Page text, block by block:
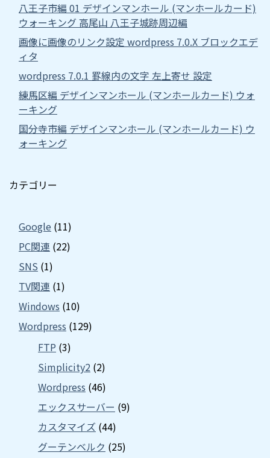
八王子市編 01 デザインマンホール (マンホールカード)
ウォーキング 高尾山 八王子城跡周辺編
画像に画像のリンク設定 wordpress 7.0.X ブロックエデ
ィタ
wordpress 7.0.1 罫線内の文字 左上寄せ 設定
練馬区編 デザインマンホール (マンホールカード) ウォ
ーキング
国分寺市編 デザインマンホール (マンホールカード) ウ
ォーキング
カテゴリー
Google (11)
PC関連 (22)
SNS (1)
TV関連 (1)
Windows (10)
Wordpress (129)
FTP (3)
Simplicity2 (2)
Wordpress (46)
エックスサーバー (9)
カスタマイズ (44)
グーテンベルク (25)